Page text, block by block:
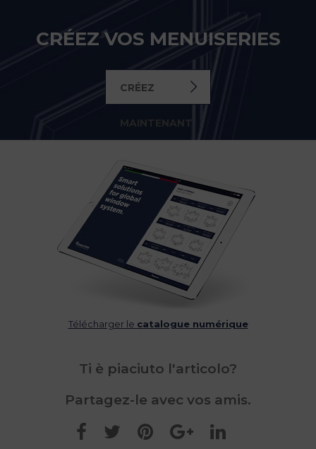
CRÉEZ VOS MENUISERIES
CRÉEZ
MAINTENANT
Télécharger le catalogue numérique
Ti è piaciuto l'articolo?
Partagez-le avec vos amis.